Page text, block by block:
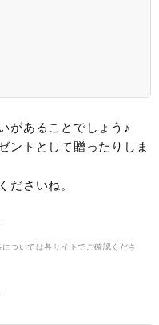
があることでしょう♪
ントとして贈ったりしま
ださいね。
ついては各サイトでご確認くださ